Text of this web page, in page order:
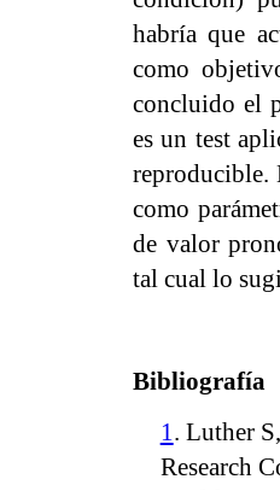
habría que
como
concluido el
es un test
reproducible.
como
de valor
tal cual lo
Bibliografía
1. Luther
Research